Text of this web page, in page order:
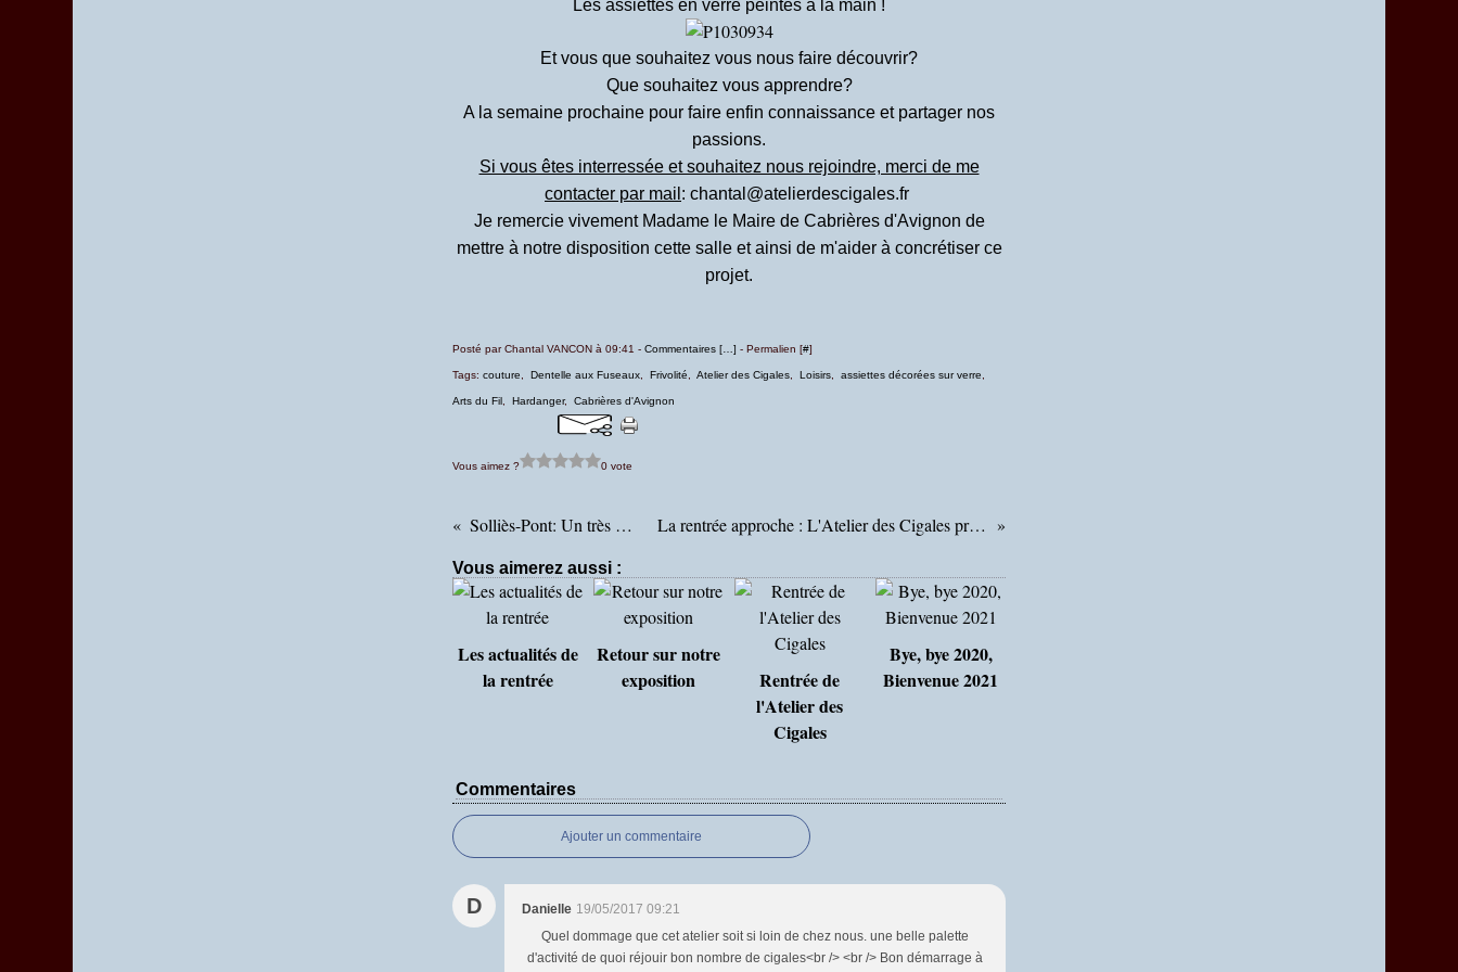
Les assiettes en verre peintes à la main !
Et vous que souhaitez vous nous faire découvrir?
Que souhaitez vous apprendre?
A la semaine prochaine pour faire enfin connaissance et partager nos
passions.
Si vous êtes interressée et souhaitez nous rejoindre, merci de me
contacter par mail : chantal@atelierdescigales.fr
Je remercie vivement Madame le Maire de Cabrières d'Avignon de
mettre à notre disposition cette salle et ainsi de m'aider à concrétiser ce
projet.
Posté par Chantal VANCON à 09:41 - Commentaires [ ] - Permalien [#]
Tags: couture Dentelle aux Fuseaux Frivolité Atelier des Cigales Loisirs assiettes décorées sur verre
Arts du Fil Hardanger, Cabrières d'Avignon
Vous aimez ? 0 vote
Solliès-Pont: Un très beau Couvige La rentrée approche : L'Atelier des Cigales prépare aussi sa rentrée!
Vous aimerez aussi :
Les actualités de
la rentrée
Retour sur notre
exposition
Rentrée de
l'Atelier des
Cigales
Bye, bye 2020,
Bienvenue 2021
Commentaires
Ajouter un commentaire
D Danielle 19/05/2017 09:21
Quel dommage que cet atelier soit si loin de chez nous. une belle palette
d'activité de quoi réjouir bon nombre de cigales<br /> <br /> Bon démarrage à